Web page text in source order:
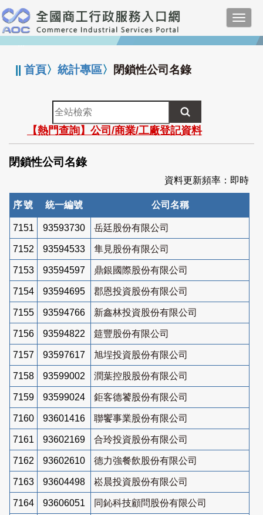
跳
到
主
要
:::
||首頁〉統計專區〉 閉鎖性公司名錄
全
站
檢
索
【熱門查詢】公司/商業/工廠登記資料
閉鎖性公司名錄
資料更新頻率：即時
序號 統一編號 公司名稱
7151 93593730 岳廷股份有限公司
7152 93594533 隼見股份有限公司
7153 93594597 鼎銀國際股份有限公司
7154 93594695 郡恩投資股份有限公司
7155 93594766 新鑫林投資股份有限公司
7156 93594822 筵豐股份有限公司
7157 93597617 旭埕投資股份有限公司
7158 93599002 潤葉控股股份有限公司
7159 93599024 鉅客德饕股份有限公司
7160 93601416 聯饗事業股份有限公司
7161 93602169 合玲投資股份有限公司
7162 93602610 德力強餐飲股份有限公司
7163 93604498 崧晨投資股份有限公司
7164 93606051 同鈊科技顧問股份有限公司